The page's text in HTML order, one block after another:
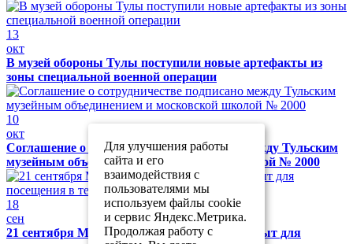
13
окт
В музей обороны Тулы поступили новые артефакты из
зоны специальной военной операции
10
окт
Соглашение о сотрудничестве подписано между Тульским
музейным объединением и московской школой № 2000
18
сен
21 сентября Музей обороны Тулы будет закрыт для
Для улучшения работы
сайта и его
взаимодействия с
пользователями мы
используем файлы cookie
и сервис Яндекс.Метрика.
Продолжая работу с